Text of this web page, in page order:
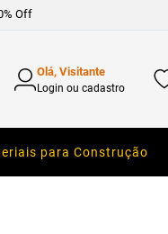
Off
Olá, Visitante
Login ou cadastro
para Construção